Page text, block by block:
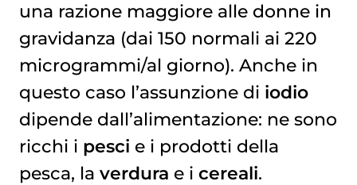
una razione maggiore alle donne in
gravidanza (dai 150 normali ai 220
microgrammi/al giorno). Anche in
questo caso l’assunzione di iodio
dipende dall’alimentazione: ne sono
ricchi i pesci e i prodotti della
pesca, la verdura e i cereali.